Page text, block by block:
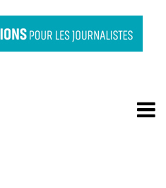
NOUVELLE